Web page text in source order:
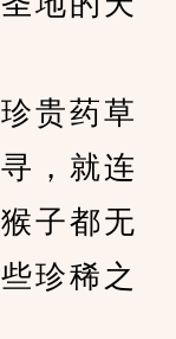
贵药草
，就连
子都无
珍稀之